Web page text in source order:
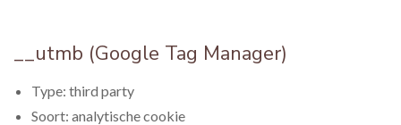
__utmb (Google Tag Manager)
Type: third party
Soort: analytische cookie